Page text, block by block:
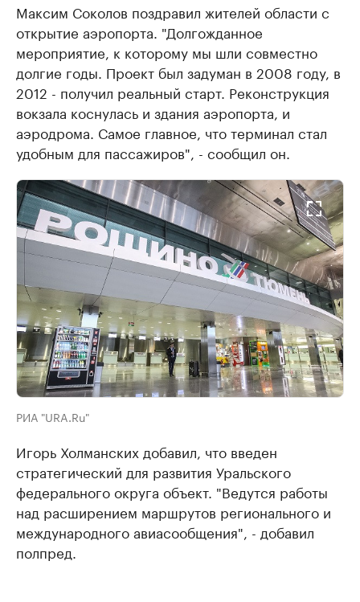
Максим Соколов поздравил жителей области с
открытие аэропорта. "Долгожданное
мероприятие, к которому мы шли совместно
долгие годы. Проект был задуман в 2008 году, в
2012 - получил реальный старт. Реконструкция
вокзала коснулась и здания аэропорта, и
аэродрома. Самое главное, что терминал стал
удобным для пассажиров", - сообщил он.
РИА "URA.Ru"
Игорь Холманских добавил, что введен
стратегический для развития Уральского
федерального округа объект. "Ведутся работы
над расширением маршрутов регионального и
международного авиасообщения", - добавил
полпред.